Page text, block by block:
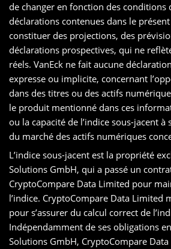
de changer en fonction des conditions
déclarations contenues dans le
constituer des projections, des
déclarations prospectives, qui ne
réels. VanEck ne fait aucune
expresse ou implicite, concernant
dans des titres ou des actifs
le produit mentionné dans ces
ou la capacité de l’indice sous-jacent
du marché des actifs numériques
L’indice sous-jacent est la propriété
Solutions GmbH, qui a passé un
CryptoCompare Data Limited pour
l’indice. CryptoCompare Data
pour s’assurer du calcul correct de
Indépendamment de ses obligations
Solutions GmbH, CryptoCompare Data